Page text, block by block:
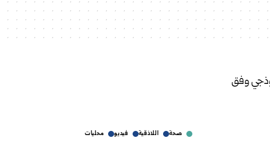
صحة اللاذقية فيديو محليات